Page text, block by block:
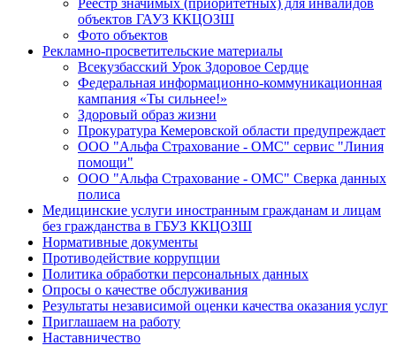
объектов ГАУЗ ККЦОЗШ
Фото объектов
Рекламно-просветительские материалы
Всекузбасский Урок Здоровое Сердце
Федеральная информационно-коммуникационная
кампания «Ты сильнее!»
Здоровый образ жизни
Прокуратура Кемеровской области предупреждает
ООО "Альфа Страхование - ОМС" сервис "Линия
помощи"
ООО "Альфа Страхование - ОМС" Сверка данных
полиса
Медицинские услуги иностранным гражданам и лицам
без гражданства в ГБУЗ ККЦОЗШ
Нормативные документы
Противодействие коррупции
Политика обработки персональных данных
Опросы о качестве обслуживания
Результаты независимой оценки качества оказания услуг
Приглашаем на работу
Наставничество